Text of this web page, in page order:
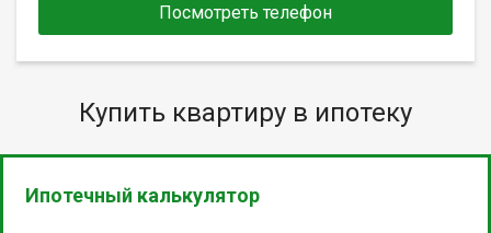
Посмотреть телефон
Купить квартиру в ипотеку
Ипотечный калькулятор